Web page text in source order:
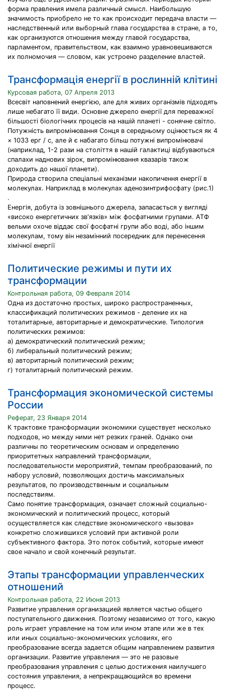
форма правления имела различный смысл. Наибольшую
значимость приобрело не то как происходит передача власти —
наследственный или выборный глава государства в стране, а то,
как организуются отношения между главой государства,
парламентом, правительством, как взаимно уравновешиваются
их полномочия — словом, как устроено разделение властей.
Трансформація енергії в рослинній клітині
Курсовая работа, 07 Апреля 2013
Всесвіт наповнений енергією, але для живих організмів підходять
лише небагато її види. Основне джерело енергії для переважної
більшості біологічних процесів на нашій планеті - сонячне світло.
Потужність випромінювання Сонця в середньому оцінюється як 4
× 1033 ерг / с, але й є набагато більш потужні випромінювачі
(наприклад, 1-2 рази на століття в нашій галактиці відбуваються
спалахи наднових зірок, випромінювання квазарів також
доходить до нашої планети).
Природа створила спеціальні механізми накопичення енергії в
молекулах. Наприклад в молекулах аденозинтрифосфату (рис.1)
.
Енергія, добута із зовнішнього джерела, запасається у вигляді
«високо енергетичних зв'язків» між фосфатними групами. АТФ
вельми охоче віддає свої фосфатні групи або воді, або іншим
молекулам, тому він незамінний посередник для перенесення
хімічної енергії
Политические режимы и пути их
трансформации
Контрольная работа, 09 Февраля 2014
Одна из достаточно простых, широко распространенных,
классификаций политических режимов - деление их на
тоталитарные, авторитарные и демократические. Типология
политических режимов:
а) демократический политический режим;
б) либеральный политический режим;
в) авторитарный политический режим;
г) тоталитарный политический режим.
Трансформация экономической системы
России
Реферат, 23 Января 2014
К трактовке трансформации экономики существует несколько
подходов, но между ними нет резких граней. Однако они
различны по теоретическим основам и определению
приоритетных направлений трансформации,
последовательности мероприятий, темпам преобразований, по
набору условий, позволяющих достичь максимальных
результатов, по производственным и социальным
последствиям.
Само понятие трансформация, означает сложный социально-
экономический и политический процесс, который
осуществляется как следствие экономического «вызова»
конкретно сложившихся условий при активной роли
субъективного фактора. Это поток событий, которые имеют
свое начало и свой конечный результат.
Этапы трансформации управленческих
отношений
Контрольная работа, 22 Июня 2013
Развитие управления организацией является частью общего
поступательного движения. Поэтому независимо от того, какую
роль играет управление на том или ином этапе или же в тех
или иных социально-экономических условиях, его
преобразование всегда задается общим направлением развития
организации. Развитие управления — это не разовые
преобразования управления с целью достижения наилучшего
состояния управления, а непрекращающийся во времени
процесс.